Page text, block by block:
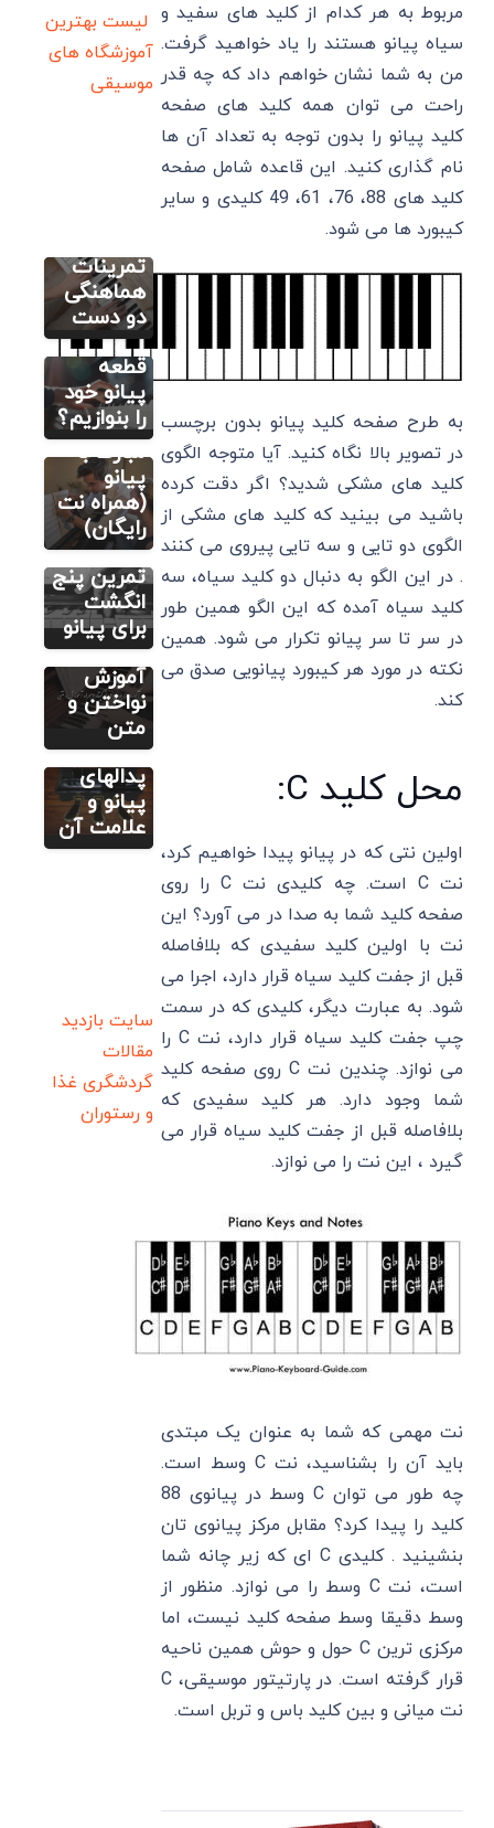
مربوط به هر کدام از کلید های سفید و
سیاه پیانو هستند را یاد خواهید گرفت.
من به شما نشان خواهم داد که چه قدر
راحت می توان همه کلید های صفحه
کلید پیانو را بدون توجه به تعداد آن ها
نام گذاری کنید. این قاعده شامل صفحه
کلید های 88، 76، 61، 49 کلیدی و سایر
کیبورد ها می شود.
به طرح صفحه کلید پیانو بدون برچسب
در تصویر بالا نگاه کنید. آیا متوجه الگوی
کلید های مشکی شدید؟ اگر دقت کرده
باشید می بینید که کلید های مشکی از
الگوی دو تایی و سه تایی پیروی می کنند
. در این الگو به دنبال دو کلید سیاه، سه
کلید سیاه آمده که این الگو همین طور
در سر تا سر پیانو تکرار می شود. همین
نکته در مورد هر کیبورد پیانویی صدق می
کند.
محل کلید C:
اولین نتی که در پیانو پیدا خواهیم کرد،
نت C است. چه کلیدی نت C را روی
صفحه کلید شما به صدا در می آورد؟ این
نت با اولین کلید سفیدی که بلافاصله
قبل از جفت کلید سیاه قرار دارد، اجرا می
شود. به عبارت دیگر، کلیدی که در سمت
چپ جفت کلید سیاه قرار دارد، نت C را
می نوازد. چندین نت C روی صفحه کلید
شما وجود دارد. هر کلید سفیدی که
بلافاصله قبل از جفت کلید سیاه قرار می
گیرد ، این نت را می نوازد.
نت مهمی که شما به عنوان یک مبتدی
باید آن را بشناسید، نت C وسط است.
چه طور می توان C وسط در پیانوی 88
کلید را پیدا کرد؟ مقابل مرکز پیانوی تان
بنشینید . کلیدی C ای که زیر چانه شما
است، نت C وسط را می نوازد. منظور از
وسط دقیقا وسط صفحه کلید نیست، اما
مرکزی ترین C حول و حوش همین ناحیه
قرار گرفته است. در پارتیتور موسیقی، C
نت میانی و بین کلید باس و تربل است.
لیست بهترین
آموزشگاه های
موسیقی
آموزش اصولی
تمرینات
هماهنگی
دو دست
یادگیری
پیانو:
چگونه
اولین
قطعه
پیانو خود
را بنوازیم؟
آموزش نت
های پیانو
آموزش
آهنگ
تولدت
مبارک با
پیانو
(همراه نت
رایگان)
آموزش اصولی
پیانو (رایگان)
تمرین
انگشت
گذاری
پیانو+
تمرین پنج
انگشت
برای پیانو
نت رایگان
فارسی (پیانو
گیتار ویولن
سنتور)
آکورد مرا
ببوس
(پیانو
گیتار)
همراه
آموزش
نواختن و
متن
آموزش اصولی
پیانو (رایگان)
اسم پدال
های
پیانو+
کاربرد
پدالهای
پیانو و
علامت آن
سایت بازدید
مقالات
گردشگری غذا
و رستوران